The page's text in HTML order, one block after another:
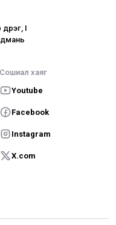
I
Сошиал хаяг
Youtube
Facebook
Instagram
X.com